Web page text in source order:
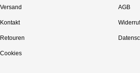
Versand
Kontakt
Retouren
Cookies
AGB